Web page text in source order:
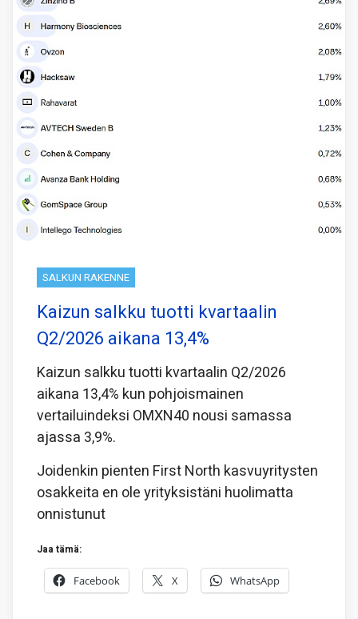
SALKUN RAKENNE
Kaizun salkku tuotti kvartaalin
Q2/2026 aikana 13,4%
Kaizun salkku tuotti kvartaalin Q2/2026
aikana 13,4% kun pohjoismainen
vertailuindeksi OMXN40 nousi samassa
ajassa 3,9%.
Joidenkin pienten First North kasvuyritysten
osakkeita en ole yrityksistäni huolimatta
onnistunut
Jaa tämä:
Facebook X WhatsApp